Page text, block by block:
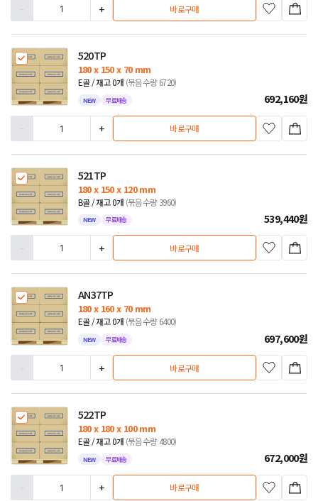
-
+ 바로구매
520TP
180 x 150 x 70 mm
E골 / 재고 0개 (묶음수량 6720)
NEW 무료배송 692,160원
-
+ 바로구매
521TP
180 x 150 x 120 mm
B골 / 재고 0개 (묶음수량 3960)
NEW 무료배송 539,440원
-
+ 바로구매
AN37TP
180 x 160 x 70 mm
E골 / 재고 0개 (묶음수량 6400)
NEW 무료배송 697,600원
-
+ 바로구매
522TP
180 x 180 x 100 mm
E골 / 재고 0개 (묶음수량 4800)
NEW 무료배송 672,000원
-
+ 바로구매